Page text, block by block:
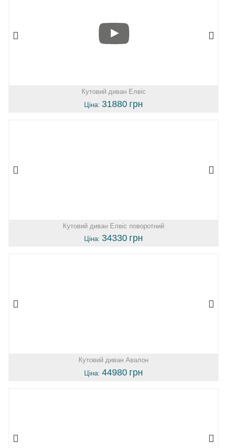
Кутовий диван Елвіс
Ціна: 31880 грн
Кутовий диван Елвіс поворотний
Ціна: 34330 грн
Кутовий диван Авалон
Ціна: 44980 грн